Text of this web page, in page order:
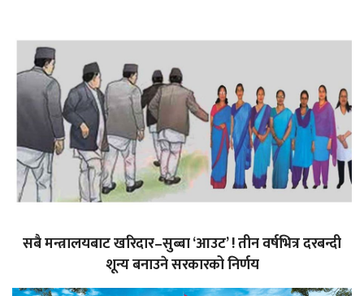
सबै मन्त्रालयबाट खरिदार–सुब्बा ‘आउट’ ! तीन वर्षभित्र दरबन्दी
शून्य बनाउने सरकारको निर्णय